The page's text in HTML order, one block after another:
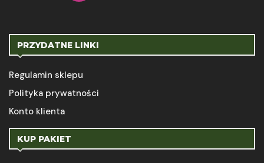
PRZYDATNE LINKI
Regulamin sklepu
Polityka prywatności
Konto klienta
KUP PAKIET